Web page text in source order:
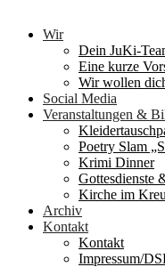
Wir
Dein JuKi-
Eine kurze
Wir wollen
Social Media
Veranstaltungen &
Poetry Slam
Krimi Dinner
Gottesdienste
Kirche im
Archiv
Kontakt
Kontakt
Impressum/